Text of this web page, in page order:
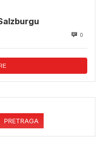
0
PRETRAGA